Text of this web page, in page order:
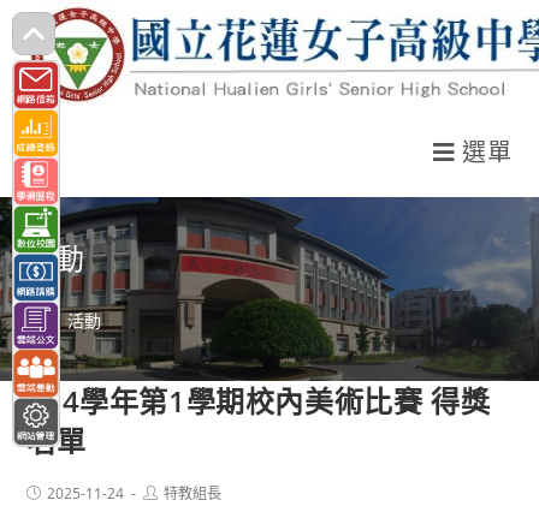
跳
轉
至
主
要
內
容
選單
活動
> 活動
114學年第1學期校內美術比賽 得獎
名單
Post2025-11-24
Post特教組長